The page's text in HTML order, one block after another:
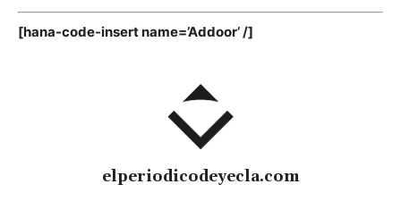
[hana-code-insert name=’Addoor’ /]
elperiodicodeyecla.com